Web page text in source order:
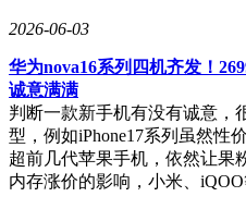
2026-06-03
华为nova16系列四机齐发！
诚意满满
判断一款新手机有没有诚意，
型，例如iPhone17系列虽然性
超前几代苹果手机，依然让果
内存涨价的影响，小米、